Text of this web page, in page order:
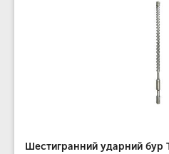
Шестигранний ударний бур